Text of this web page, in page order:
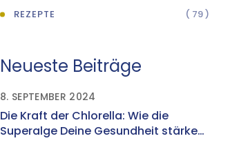
REZEPTE
( 79 )
Neueste Beiträge
Die Kraft der Chlorella: Wie die
Superalge Deine Gesundheit stärken
8. SEPTEMBER 2024